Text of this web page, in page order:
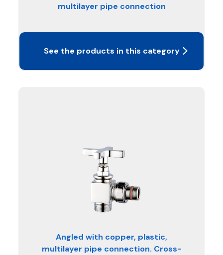
multilayer pipe connection
See the products in this category
Angled with copper, plastic,
multilayer pipe connection. Cross-